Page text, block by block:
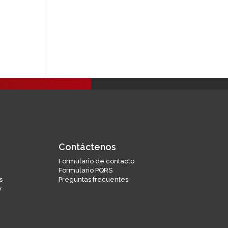
Contáctenos
Formulario de contacto
Formulario PQRS
Preguntas frecuentes